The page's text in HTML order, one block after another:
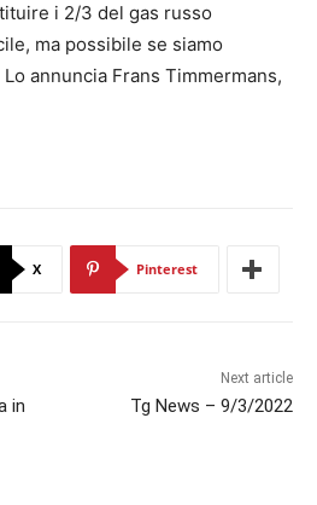
i 2/3 del gas russo
ma possibile se siamo
annuncia Frans Timmermans,
X Pinterest
in
Next article
Tg News – 9/3/2022